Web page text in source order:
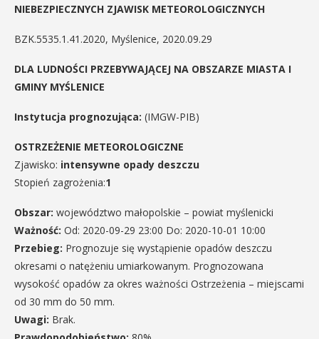
NIEBEZPIECZNYCH ZJAWISK METEOROLOGICZNYCH
BZK.5535.1.41.2020, Myślenice, 2020.09.29
DLA LUDNOŚCI PRZEBYWAJĄCEJ NA OBSZARZE MIASTA I
GMINY MYŚLENICE
Instytucja prognozująca: (IMGW-PIB)
OSTRZEŻENIE METEOROLOGICZNE
Zjawisko: intensywne opady deszczu
Stopień zagrożenia:1
Obszar: województwo małopolskie – powiat myślenicki
Ważność: Od: 2020-09-29 23:00 Do: 2020-10-01 10:00
Przebieg: Prognozuje się wystąpienie opadów deszczu
okresami o natężeniu umiarkowanym. Prognozowana
wysokość opadów za okres ważności Ostrzeżenia – miejscami
od 30 mm do 50 mm.
Uwagi: Brak.